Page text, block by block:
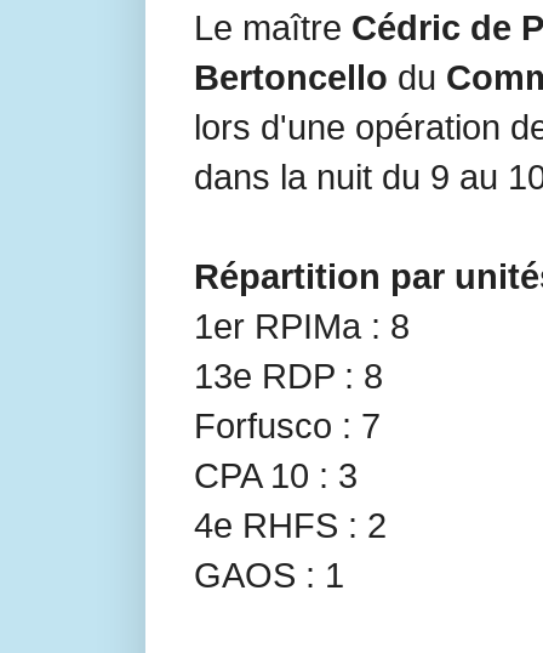
Le maître Cédric de
Bertoncello du
lors d'une opération
dans la nuit du 9 au
Répartition par
1er RPIMa : 8
13e RDP : 8
Forfusco : 7
CPA 10 : 3
4e RHFS : 2
GAOS : 1